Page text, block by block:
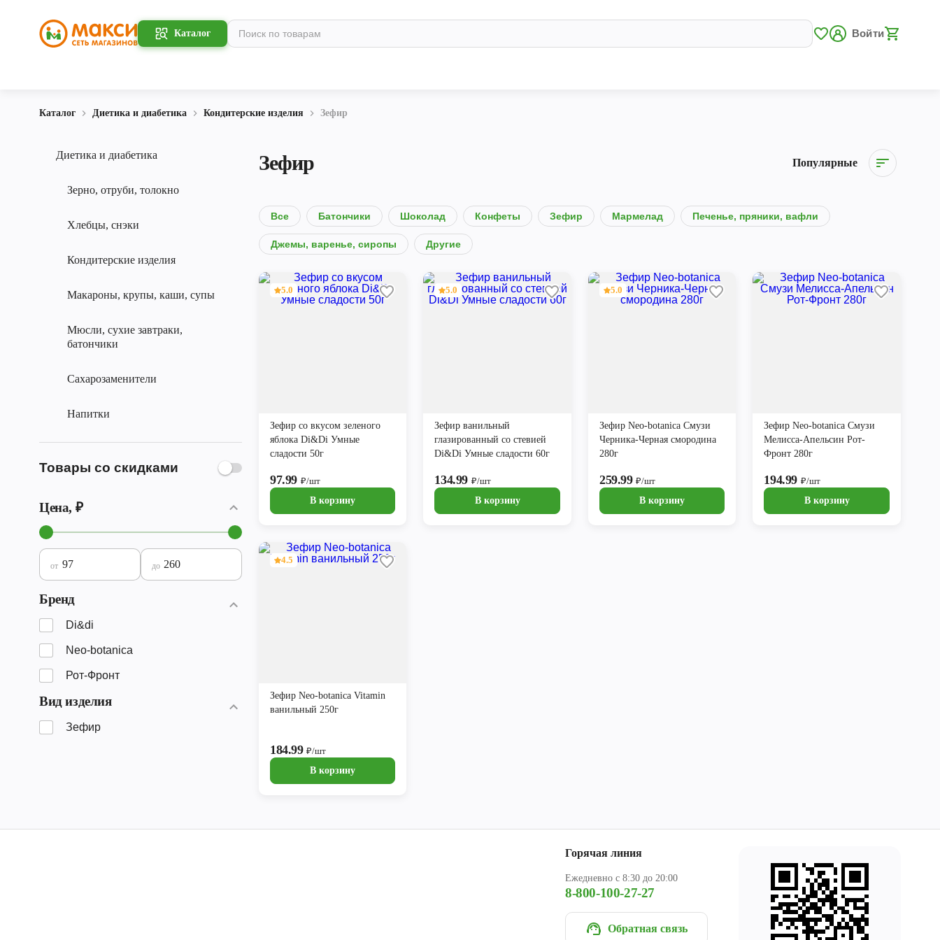
Каталог Войти
Каталог Диетика и диабетика Кондитерские изделия Зефир
Диетика и диабетика
Зерно, отруби, толокно
Хлебцы, снэки
Кондитерские изделия
Макароны, крупы, каши, супы
Мюсли, сухие завтраки,
батончики
Сахарозаменители
Напитки
Товары со скидками
Цена, ₽
от до
Бренд
Di&di
Neo-botanica
Рот-Фронт
Вид изделия
Зефир
Зефир Популярные
Все Батончики Шоколад Конфеты Зефир Мармелад Печенье, пряники, вафли
Джемы, варенье, сиропы Другие
5.0
Зефир со вкусом зеленого
яблока Di&Di Умные
сладости 50г
97.99 ₽/шт
В корзину
5.0
Зефир ванильный
глазированный со стевией
Di&Di Умные сладости 60г
134.99 ₽/шт
В корзину
5.0
Зефир Neo-botanica Смузи
Черника-Черная смородина
280г
259.99₽/шт
В корзину
Зефир Neo-botanica Смузи
Мелисса-Апельсин Рот-
Фронт 280г
194.99 ₽/шт
В корзину
4.5
Зефир Neo-botanica Vitamin
ванильный 250г
184.99₽/шт
В корзину
Горячая линия
Ежедневно с 8:30 до 20:00
8-800-100-27-27
Обратная связь